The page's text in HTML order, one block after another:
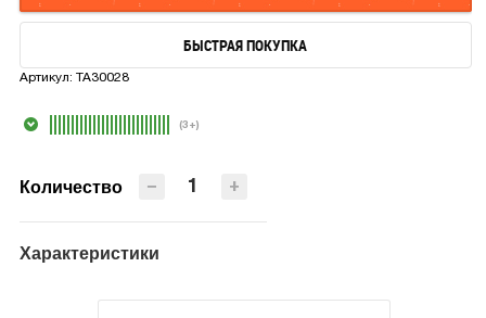
В КОРЗИНУ
БЫСТРАЯ ПОКУПКА
Артикул:TA30028
(3+)
Количество +
−
Характеристики